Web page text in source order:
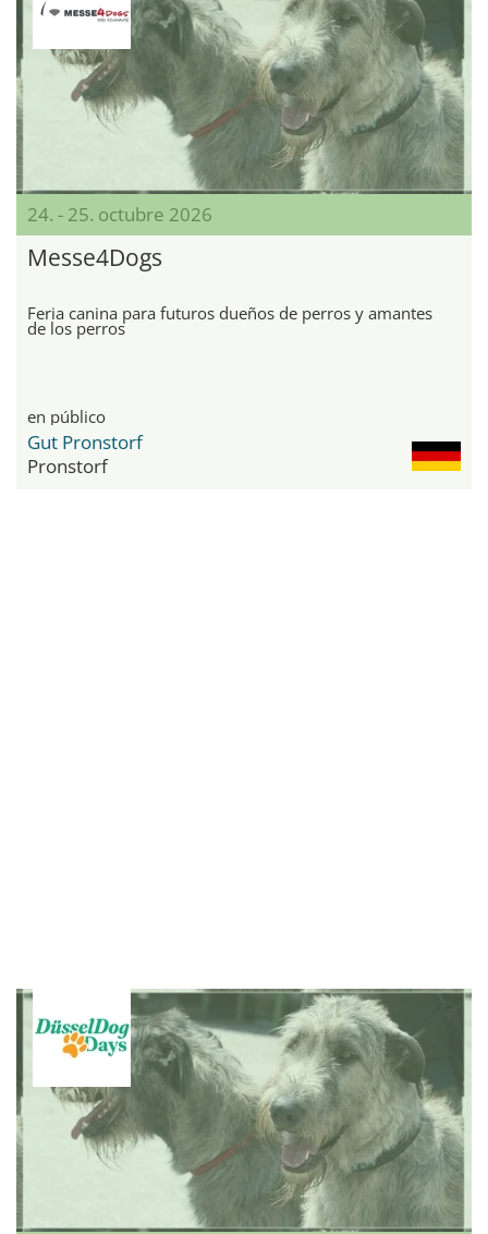
24. - 25. octubre 2026
Messe4Dogs
Feria canina para futuros dueños de perros y amantes
de los perros
en público
Gut Pronstorf
Pronstorf